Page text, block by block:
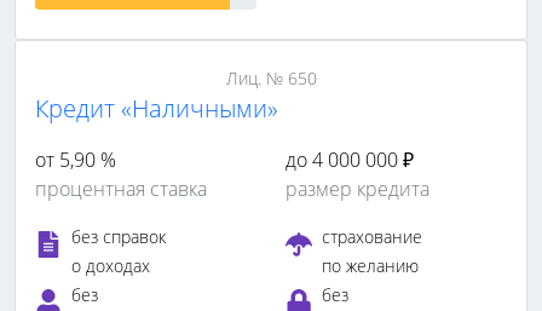
Лиц. № 650
Кредит «Наличными»
от 5,90 %
процентная ставка
до 4 000 000 ₽
размер кредита
без справок
о доходах
страхование
по желанию
без
без